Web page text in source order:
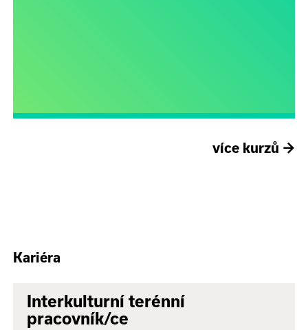
více kurzů →
Kariéra
Interkulturní terénní
pracovník/ce